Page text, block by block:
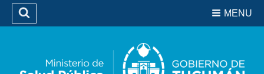
Biblioteca
MENU
Buscar